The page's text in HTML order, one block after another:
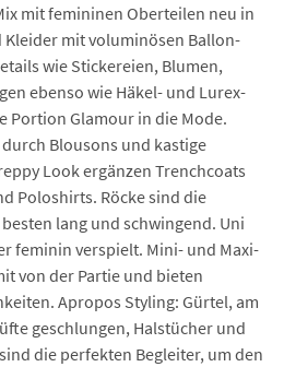
mit femininen Oberteilen neu in
Kleider mit voluminösen Ballon-
wie Stickereien, Blumen,
ebenso wie Häkel- und Lurex-
Portion Glamour in die Mode.
Blousons und kastige
Look ergänzen Trenchcoats
Poloshirts. Röcke sind die
lang und schwingend. Uni
feminin verspielt. Mini- und Maxi-
von der Partie und bieten
Apropos Styling: Gürtel, am
geschlungen, Halstücher und
die perfekten Begleiter, um den